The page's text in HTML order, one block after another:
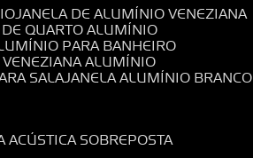
JANELA DE ALUMÍNIO VENEZIANA
DE QUARTO ALUMÍNIO
PARA BANHEIRO
VENEZIANA ALUMÍNIO
SALA JANELA ALUMÍNIO BRANCO
ACÚSTICA SOBREPOSTA